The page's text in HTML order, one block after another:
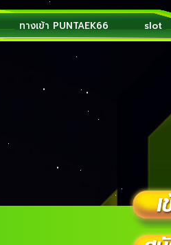
ทางเข้า PUNTAEK66 slot
งqr codeให้ qrcode
มขอรับ? URL ย่อมาจากคำว่า